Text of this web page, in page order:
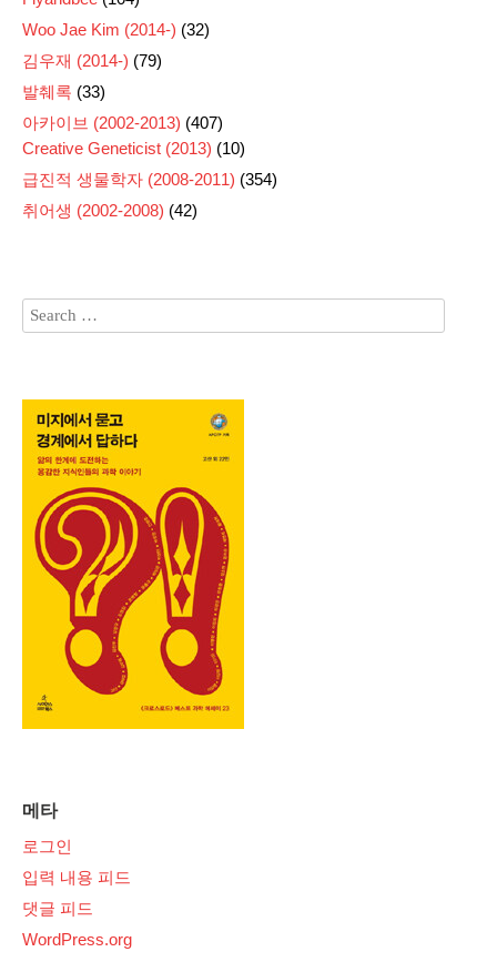
Woo Jae Kim (2014-) (32)
김우재 (2014-) (79)
발췌록 (33)
아카이브 (2002-2013) (407)
Creative Geneticist (2013) (10)
급진적 생물학자 (2008-2011) (354)
취어생 (2002-2008) (42)
메타
로그인
입력 내용 피드
댓글 피드
WordPress.org